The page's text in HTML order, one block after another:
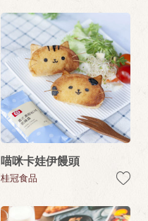
喵咪卡娃伊饅頭
桂冠食品